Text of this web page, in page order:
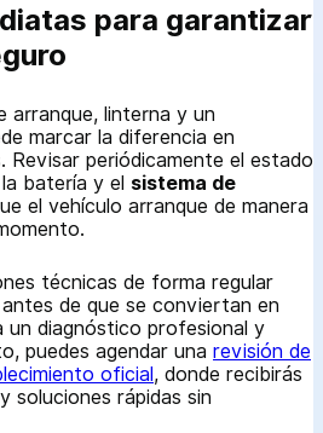
para garantizar
arranque, linterna y un
marcar la diferencia en
Revisar periódicamente el estado
batería y el sistema de
el vehículo arranque de manera
técnicas de forma regular
de que se conviertan en
un diagnóstico profesional y
puedes agendar una revisión de
oficial, donde recibirás
soluciones rápidas sin